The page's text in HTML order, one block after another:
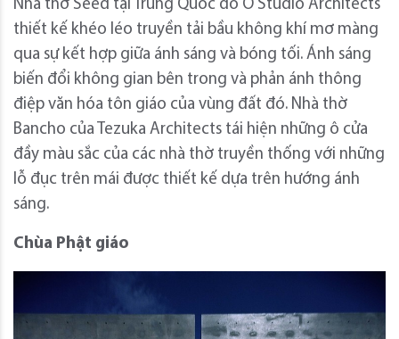
Nhà thờ Seed tại Trung Quốc do O Studio Architects
thiết kế khéo léo truyền tải bầu không khí mơ màng
qua sự kết hợp giữa ánh sáng và bóng tối. Ánh sáng
biến đổi không gian bên trong và phản ánh thông
điệp văn hóa tôn giáo của vùng đất đó. Nhà thờ
Bancho của Tezuka Architects tái hiện những ô cửa
đầy màu sắc của các nhà thờ truyền thống với những
lỗ đục trên mái được thiết kế dựa trên hướng ánh
sáng.
Chùa Phật giáo